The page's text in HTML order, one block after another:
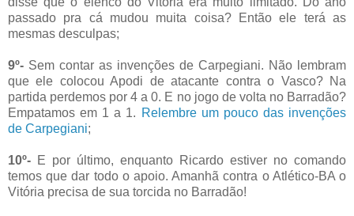
passado pra cá mudou muita coisa? Então ele terá as
mesmas desculpas;
9º- Sem contar as invenções de Carpegiani. Não lembram
que ele colocou Apodi de atacante contra o Vasco? Na
partida perdemos por 4 a 0. E no jogo de volta no Barradão?
Empatamos em 1 a 1. Relembre um pouco das invenções
de Carpegiani;
10º- E por último, enquanto Ricardo estiver no comando
temos que dar todo o apoio. Amanhã contra o Atlético-BA o
Vitória precisa de sua torcida no Barradão!